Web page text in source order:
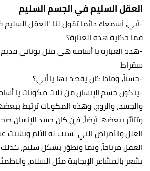
العقل السليم في الجسم السليم
-أبي، أسمعك دائما تقول لنا "العقل
فما حكاية هذه العبارة؟
-هذه العبارة يا أسامة هي مثل يوناني
سقراط.
-حسناً، وماذا كان يقصد بها يا أبي؟
-يتكون جسم الإنسان من ثلاث مكونات يا
والجسد، والروح، وهذه المكونات ترتبط
وتتأثر ببعضها أيضاً، فإن كان جسد الإنسان
العلل والأمراض التي تسبب له الألم وتشتت
العقل مرتاحاً، ونما وتطوّر بشكل سليم، كذلك
يشعر بالمشاعر الإيجابية مثل السلام،